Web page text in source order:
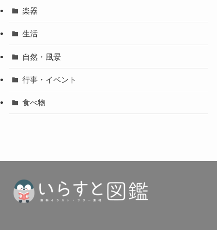
楽器
生活
自然・風景
行事・イベント
食べ物